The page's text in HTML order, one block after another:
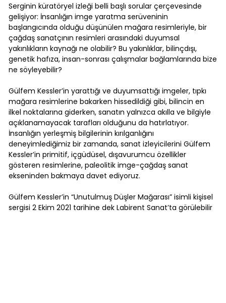
Serginin küratöryel izleği belli başlı sorular çerçevesinde
gelişiyor: İnsanlığın imge yaratma serüveninin
başlangıcında olduğu düşünülen mağara resimleriyle, bir
çağdaş sanatçının resimleri arasındaki duyumsal
yakınlıkların kaynağı ne olabilir? Bu yakınlıklar, bilinçdışı,
genetik hafıza, insan-sonrası çalışmalar bağlamlarında bize
ne söyleyebilir?
Gülfem Kessler’in yarattığı ve duyumsattığı imgeler, tıpkı
mağara resimlerine bakarken hissedildiği gibi, bilincin en
ilkel noktalarına giderken, sanatın yalnızca akılla ve bilgiyle
açıklanamayacak tarafları olduğunu da hatırlatıyor.
İnsanlığın yerleşmiş bilgilerinin kırılganlığını
deneyimlediğimiz bir zamanda, sanat izleyicilerini Gülfem
Kessler’in primitif, içgüdüsel, dışavurumcu özellikler
gösteren resimlerine, paleolitik imge-çağdaş sanat
ekseninden bakmaya davet ediyoruz.
Gülfem Kessler’in “Unutulmuş Düşler Mağarası” isimli kişisel
sergisi 2 Ekim 2021 tarihine dek Labirent Sanat’ta görülebilir